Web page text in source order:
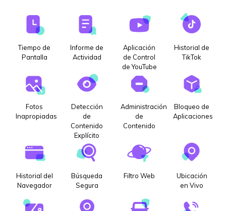
Tiempo de
Pantalla
Informe de
Actividad
Aplicación
de Control
de YouTube
Historial de
TikTok
Fotos
Inapropiadas
Detección
de
Contenido
Explícito
Administración
de
Contenido
Bloqueo de
Aplicaciones
Historial del
Navegador
Búsqueda
Segura
Filtro Web
Ubicación
en Vivo